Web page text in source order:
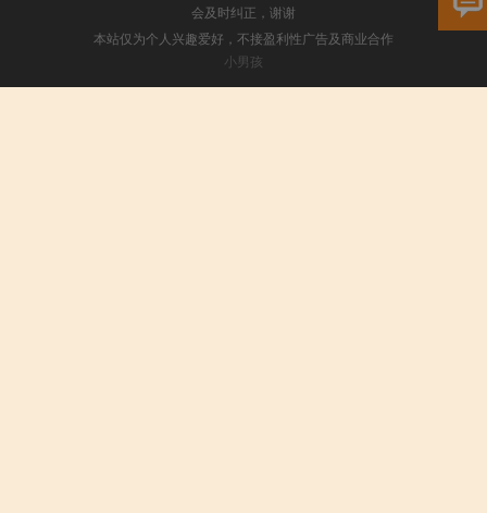
会及时纠正，谢谢
本站仅为个人兴趣爱好，不接盈利性广告及商业合作
小男孩